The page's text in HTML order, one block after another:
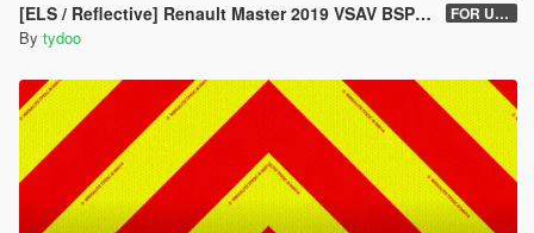
[ELS / Reflective] Renault Master 2019 VSAV BSPP [ADD-ON / REPLACE] [UNLOCKED] FOR USERS 1.1
By tydoo